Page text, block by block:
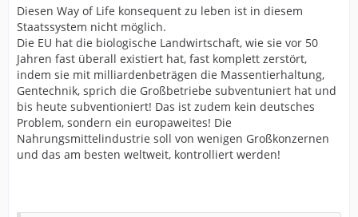
Diesen Way of Life konsequent zu leben ist in diesem
Staatssystem nicht möglich.
Die EU hat die biologische Landwirtschaft, wie sie vor 50
Jahren fast überall existiert hat, fast komplett zerstört,
indem sie mit milliardenbeträgen die Massentierhaltung,
Gentechnik, sprich die Großbetriebe subventuniert hat und
bis heute subventioniert! Das ist zudem kein deutsches
Problem, sondern ein europaweites! Die
Nahrungsmittelindustrie soll von wenigen Großkonzernen
und das am besten weltweit, kontrolliert werden!